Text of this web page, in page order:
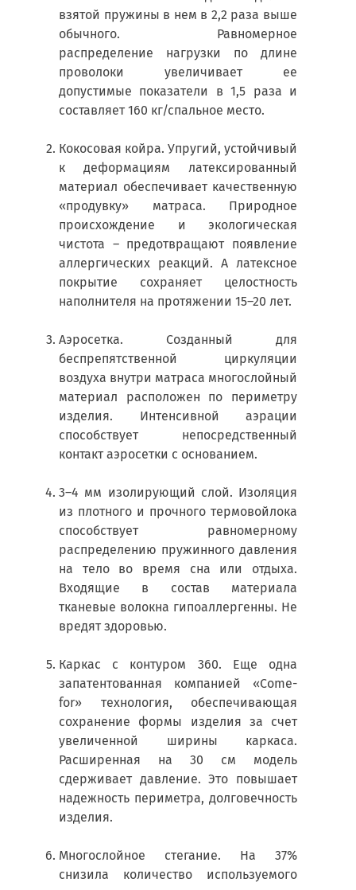
взятой пружины в нем в 2,2 раза выше
обычного. Равномерное
распределение нагрузки по длине
проволоки увеличивает ее
допустимые показатели в 1,5 раза и
составляет 160 кг/спальное место.
Кокосовая койра. Упругий, устойчивый
к деформациям латексированный
материал обеспечивает качественную
«продувку» матраса. Природное
происхождение и экологическая
чистота – предотвращают появление
аллергических реакций. А латексное
покрытие сохраняет целостность
наполнителя на протяжении 15–20 лет.
Аэросетка. Созданный для
беспрепятственной циркуляции
воздуха внутри матраса многослойный
материал расположен по периметру
изделия. Интенсивной аэрации
способствует непосредственный
контакт аэросетки с основанием.
3–4 мм изолирующий слой. Изоляция
из плотного и прочного термовойлока
способствует равномерному
распределению пружинного давления
на тело во время сна или отдыха.
Входящие в состав материала
тканевые волокна гипоаллергенны. Не
вредят здоровью.
Каркас с контуром 360. Еще одна
запатентованная компанией «Come-
for» технология, обеспечивающая
сохранение формы изделия за счет
увеличенной ширины каркаса.
Расширенная на 30 см модель
сдерживает давление. Это повышает
надежность периметра, долговечность
изделия.
Многослойное стегание. На 37%
снизила количество используемого